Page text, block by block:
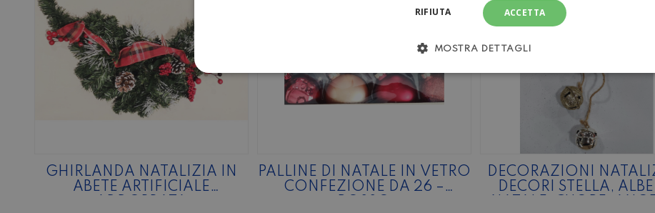
GHIRLANDA NATALIZIA IN
ABETE ARTIFICIALE
PALLINE DI NATALE IN VETRO
CONFEZIONE DA 26 –
DECORAZIONI
DECORI STELLA,
ACCETTA
RIFIUTA
MOSTRA DETTAGLI